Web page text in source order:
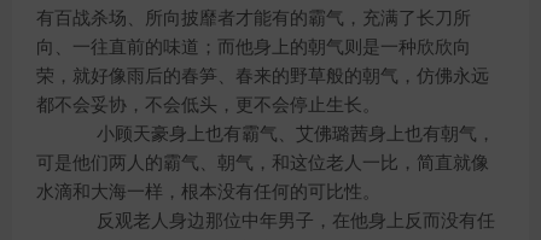
有百战杀场、所向披靡者才能有的霸气，充满了长刀所
向、一往直前的味道；而他身上的朝气则是一种欣欣向
荣，就好像雨后的春笋、春来的野草般的朝气，仿佛永远
都不会妥协，不会低头，更不会停止生长。
小顾天豪身上也有霸气、艾佛璐茜身上也有朝气，
可是他们两人的霸气、朝气，和这位老人一比，简直就像
水滴和大海一样，根本没有任何的可比性。
反观老人身边那位中年男子，在他身上反而没有任